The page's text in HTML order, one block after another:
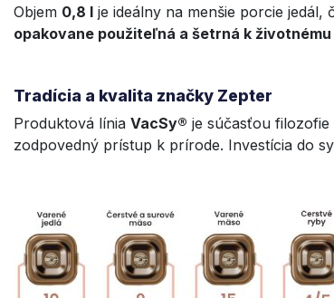
Objem 0,8 l je ideálny na menšie porcie
opakovane použiteľná a šetrná k
Tradícia a kvalita značky Zepter
Produktová línia VacSy® je súčasťou
zodpovedný prístup k prírode. Investícia do